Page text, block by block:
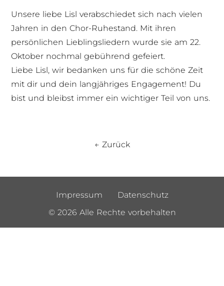
Unsere liebe Lisl verabschiedet sich nach vielen
Jahren in den Chor-Ruhestand. Mit ihren
persönlichen Lieblingsliedern wurde sie am 22.
Oktober nochmal gebührend gefeiert.
Liebe Lisl, wir bedanken uns für die schöne Zeit
mit dir und dein langjähriges Engagement! Du
bist und bleibst immer ein wichtiger Teil von uns.
← Zurück
Impressum
Datenschutz
© 2026 Alle Rechte vorbehalten